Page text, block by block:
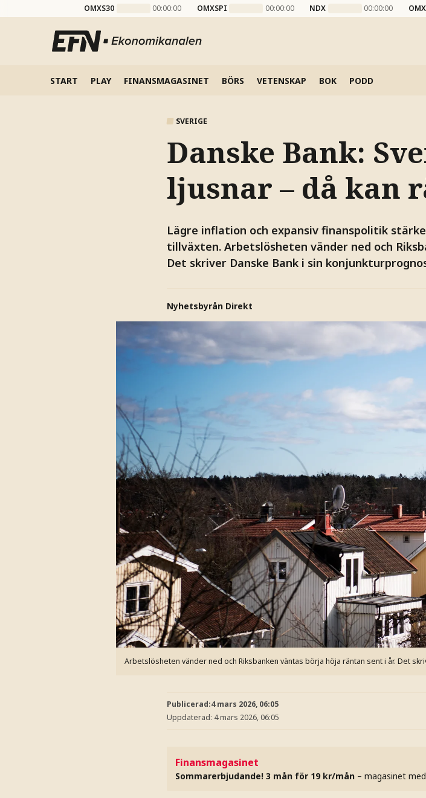
OMXS30 00:00:00 OMXSPI 00:00:00 NDX 00:00:00
START PLAY FINANSMAGASINET BÖRS VETENSKAP BOK PODD
SVERIGE
Danske Bank:
ljusnar – då kan
Lägre inflation och expansiv finanspolitik
tillväxten. Arbetslösheten vänder ned och
Det skriver Danske Bank i sin
Nyhetsbyrån Direkt
Arbetslösheten vänder ned och Riksbanken väntas börja höja räntan sent i år. Det
Publicerad:4 mars 2026, 06:05
Uppdaterad: 4 mars 2026, 06:05
Finansmagasinet
Sommarerbjudande! 3 mån för 19 kr/mån – magasinet